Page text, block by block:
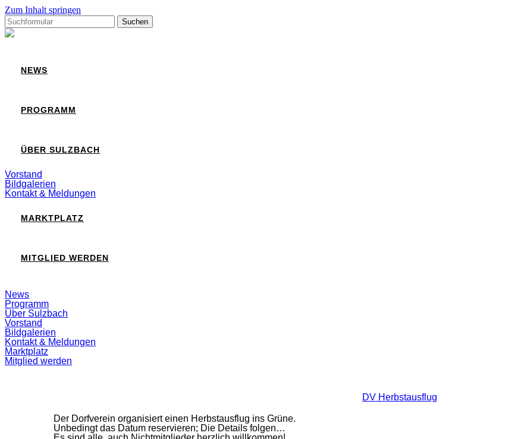
Zum Inhalt springen
Suchen
nach:
Sulzbach
NEWS
PROGRAMM
ÜBER SULZBACH
Vorstand
Bildgalerien
Kontakt & Meldungen
MARKTPLATZ
MITGLIED WERDEN
Suchfeld
ein-/ausblenden
News
Programm
Über Sulzbach
Vorstand
Bildgalerien
Kontakt & Meldungen
Marktplatz
Mitglied werden
DV Herbstausflug
Der Dorfverein organisiert einen Herbstausflug ins Grüne.
Unbedingt das Datum reservieren; Die Details folgen…